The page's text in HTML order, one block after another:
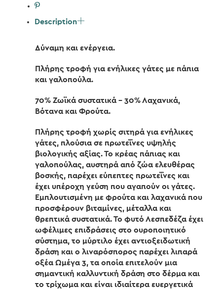
Description
Δύναμη και ενέργεια.
Πλήρης τροφή για ενήλικες γάτες με πάπια
και γαλοπούλα.
70% Ζωϊκά συστατικά – 30% Λαχανικά,
Βότανα και Φρούτα.
Πλήρης τροφή χωρίς σιτηρά για ενήλικες
γάτες, πλούσια σε πρωτεΐνες υψηλής
βιολογικής αξίας. Το κρέας πάπιας και
γαλοπούλας, αυστηρά από ζώα ελευθέρας
βοσκής, παρέχει εύπεπτες πρωτεΐνες και
έχει υπέροχη γεύση που αγαπούν οι γάτες.
Εμπλουτισμένη με φρούτα και λαχανικά που
προσφέρουν βιταμίνες, μέταλλα και
θρεπτικά συστατικά. Το φυτό Λεσπεδέζα έχει
ωφέλιμες επιδράσεις στο ουροποιητικό
σύστημα, το μύρτιλο έχει αντιοξειδωτική
δράση και ο λιναρόσπορος παρέχει λιπαρά
οξέα Ωμέγα 3, τα οποία επιτελούν μια
σημαντική καλλυντική δράση στο δέρμα και
το τρίχωμα και είναι ιδιαίτερα ευεργετικά